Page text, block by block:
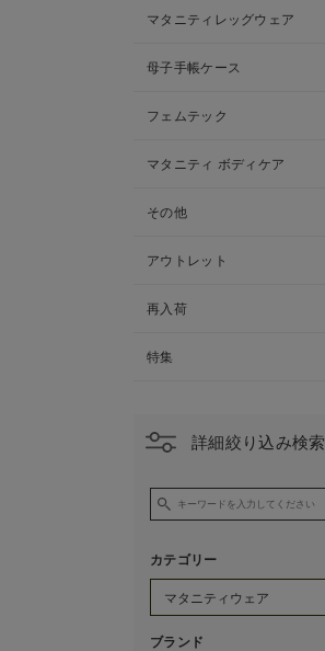
マタニティレッグウェア
母子手帳ケース
フェムテック
マタニティ ボディケア
その他
アウトレット
再入荷
特集
詳細絞り込み検索
カテゴリー
ブランド